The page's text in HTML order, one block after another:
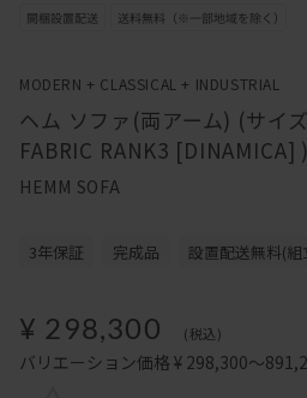
MODERN + CLASSICAL + INDUSTRIAL
ヘム ソファ(両アーム) (サイ
FABRIC RANK3 [DINAMICA] )
HEMM SOFA
3年保証 完成品 設置配送無料(組
¥ 298,300 (税込)
バリエーション価格 ¥ 298,300～